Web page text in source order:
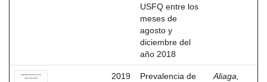
USFQ entre los
meses de
agosto y
diciembre del
año 2018
2019
Prevalencia de
Aliaga,